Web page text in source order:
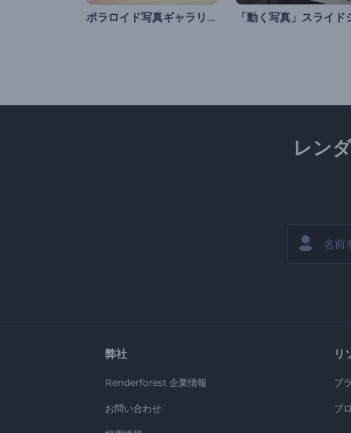
ポラロイド写真ギャラリー
レン
弊社
Renderforest 企業情報
お問い合わせ
リ
ブ
ブ